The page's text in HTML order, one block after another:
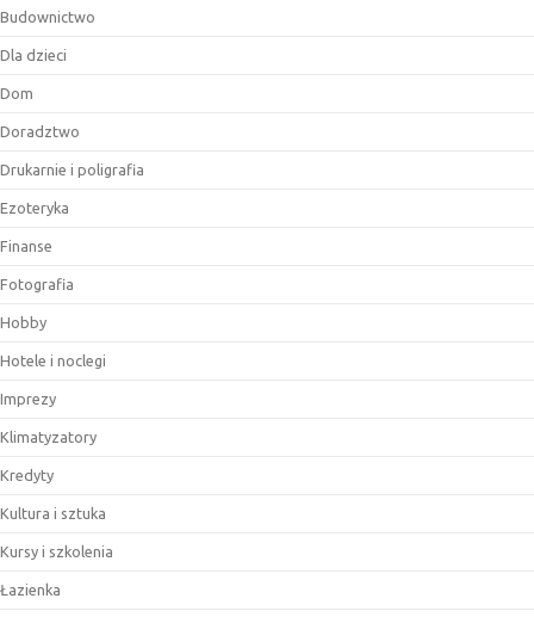
Budownictwo
Dla dzieci
Dom
Doradztwo
Drukarnie i poligrafia
Ezoteryka
Finanse
Fotografia
Hobby
Hotele i noclegi
Imprezy
Klimatyzatory
Kredyty
Kultura i sztuka
Kursy i szkolenia
Łazienka